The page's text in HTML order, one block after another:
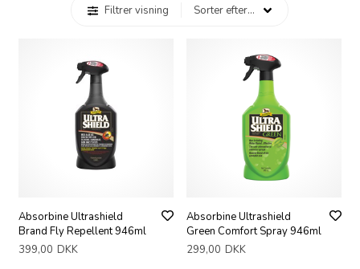
Filtrer visning
Absorbine Ultrashield
Brand Fly Repellent 946ml
399,00 DKK
Absorbine Ultrashield
Green Comfort Spray 946ml
299,00 DKK